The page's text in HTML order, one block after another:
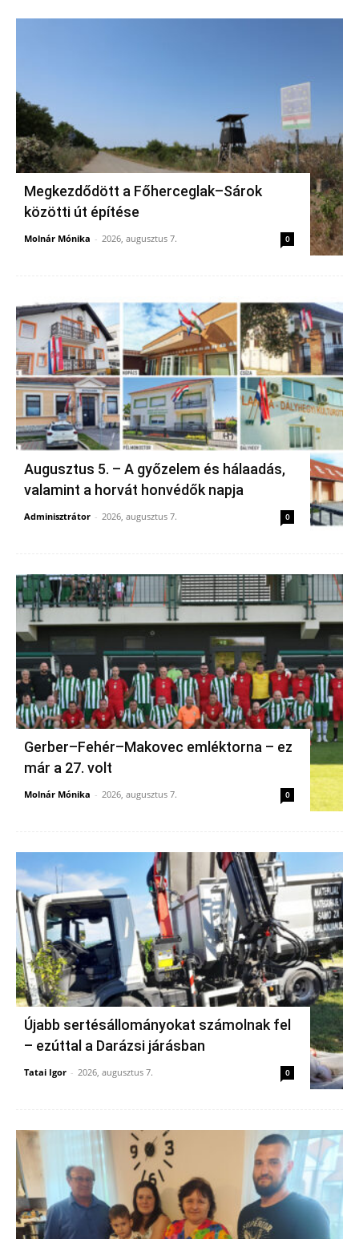
Megkezdődött a Főherceglak–Sárok
közötti út építése
Molnár Mónika - 2026, augusztus 7. 0
Augusztus 5. – A győzelem és hálaadás,
valamint a horvát honvédők napja
Adminisztrátor - 2026, augusztus 7. 0
Gerber–Fehér–Makovec emléktorna – ez
már a 27. volt
Molnár Mónika - 2026, augusztus 7. 0
Újabb sertésállományokat számolnak fel
– ezúttal a Darázsi járásban
Tatai Igor - 2026, augusztus 7. 0